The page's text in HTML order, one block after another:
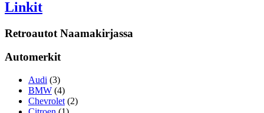
Linkit
Retroautot Naamakirjassa
Automerkit
Audi (3)
BMW (4)
Chevrolet (2)